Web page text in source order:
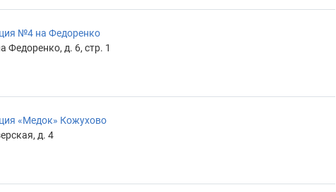
№4 на Федоренко
д. 6, стр. 1
«Медок» Кожухово
д. 4